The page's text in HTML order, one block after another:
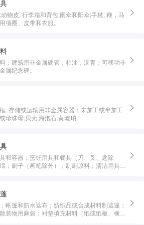
物皮; 行李箱和背包;雨伞和阳伞;手杖; 鞭，马
项圈、皮带和衣服。
；建筑用非金属硬管；柏油，沥青；可移动非
属纪念碑。
; 存储或运输用非金属容器；未加工或半加工
珍珠母;贝壳;海泡石;黄琥珀。
和容器；烹饪用具和餐具（刀、叉、匙除
；刷子（画笔除外）；制刷原料；清洁用具；
帐篷和防水遮布；纺织品或合成材料制遮篷；
装物用麻袋；衬垫填充材料（纸或纸板、橡